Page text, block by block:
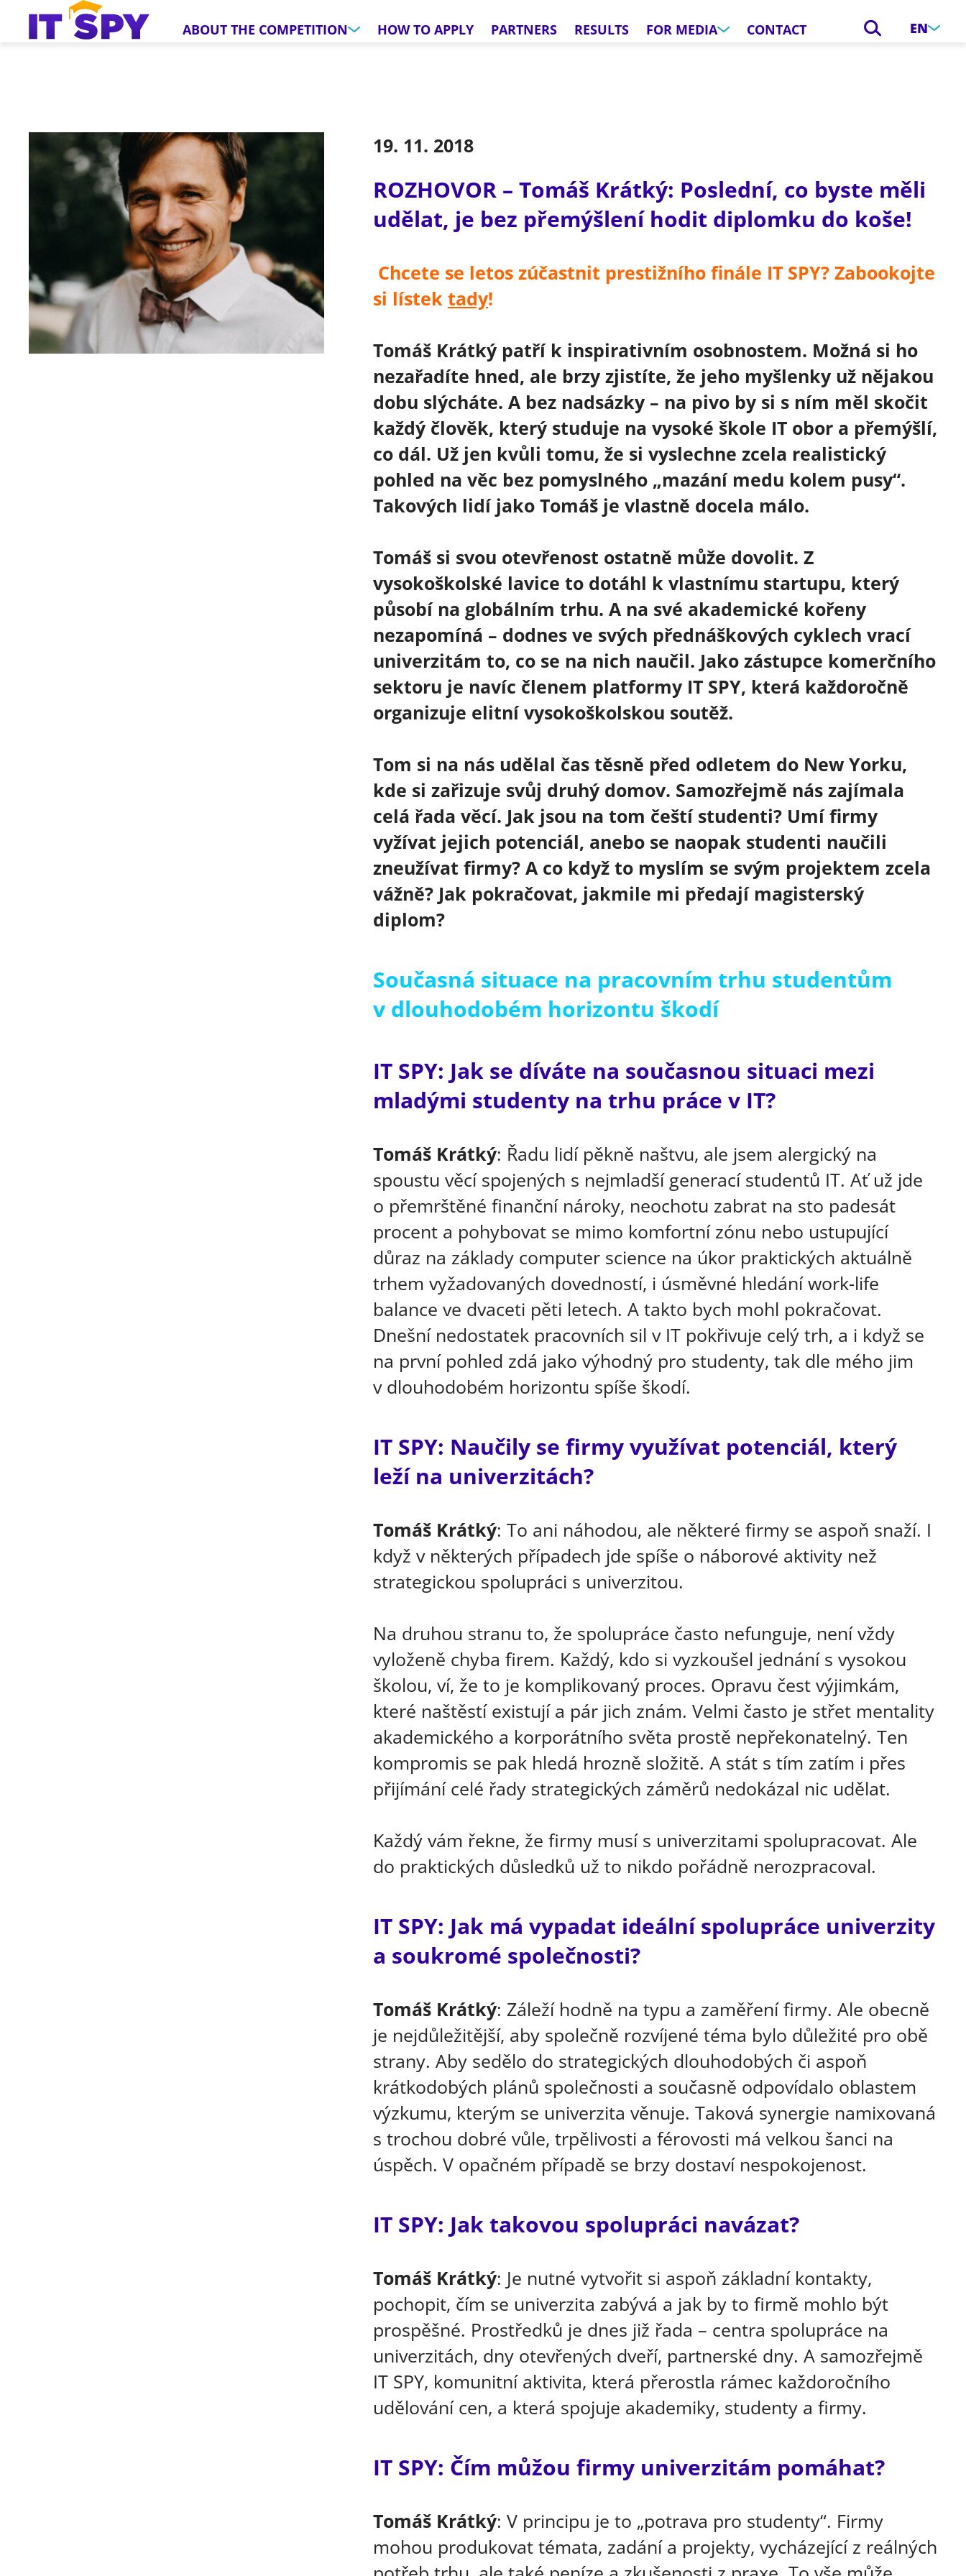
ABOUT THE COMPETITION HOW TO APPLY PARTNERS RESULTS FOR MEDIA CONTACT EN
19. 11. 2018
ROZHOVOR – Tomáš Krátký: Poslední, co byste měli
udělat, je bez přemýšlení hodit diplomku do koše!
Chcete se letos zúčastnit prestižního finále IT SPY? Zabookojte
si lístek tady!
Tomáš Krátký patří k inspirativním osobnostem. Možná si ho
nezařadíte hned, ale brzy zjistíte, že jeho myšlenky už nějakou
dobu slýcháte. A bez nadsázky – na pivo by si s ním měl skočit
každý člověk, který studuje na vysoké škole IT obor a přemýšlí,
co dál. Už jen kvůli tomu, že si vyslechne zcela realistický
pohled na věc bez pomyslného „mazání medu kolem pusy“.
Takových lidí jako Tomáš je vlastně docela málo.
Tomáš si svou otevřenost ostatně může dovolit. Z
vysokoškolské lavice to dotáhl k vlastnímu startupu, který
působí na globálním trhu. A na své akademické kořeny
nezapomíná – dodnes ve svých přednáškových cyklech vrací
univerzitám to, co se na nich naučil. Jako zástupce komerčního
sektoru je navíc členem platformy IT SPY, která každoročně
organizuje elitní vysokoškolskou soutěž.
Tom si na nás udělal čas těsně před odletem do New Yorku,
kde si zařizuje svůj druhý domov. Samozřejmě nás zajímala
celá řada věcí. Jak jsou na tom čeští studenti? Umí firmy
vyžívat jejich potenciál, anebo se naopak studenti naučili
zneužívat firmy? A co když to myslím se svým projektem zcela
vážně? Jak pokračovat, jakmile mi předají magisterský
diplom?
Současná situace na pracovním trhu studentům
v dlouhodobém horizontu škodí
IT SPY: Jak se díváte na současnou situaci mezi
mladými studenty na trhu práce v IT?
Tomáš Krátký: Řadu lidí pěkně naštvu, ale jsem alergický na
spoustu věcí spojených s nejmladší generací studentů IT. Ať už jde
o přemrštěné finanční nároky, neochotu zabrat na sto padesát
procent a pohybovat se mimo komfortní zónu nebo ustupující
důraz na základy computer science na úkor praktických aktuálně
trhem vyžadovaných dovedností, i úsměvné hledání work-life
balance ve dvaceti pěti letech. A takto bych mohl pokračovat.
Dnešní nedostatek pracovních sil v IT pokřivuje celý trh, a i když se
na první pohled zdá jako výhodný pro studenty, tak dle mého jim
v dlouhodobém horizontu spíše škodí.
IT SPY: Naučily se firmy využívat potenciál, který
leží na univerzitách?
Tomáš Krátký: To ani náhodou, ale některé firmy se aspoň snaží. I
když v některých případech jde spíše o náborové aktivity než
strategickou spolupráci s univerzitou.
Na druhou stranu to, že spolupráce často nefunguje, není vždy
vyloženě chyba firem. Každý, kdo si vyzkoušel jednání s vysokou
školou, ví, že to je komplikovaný proces. Opravu čest výjimkám,
které naštěstí existují a pár jich znám. Velmi často je střet mentality
akademického a korporátního světa prostě nepřekonatelný. Ten
kompromis se pak hledá hrozně složitě. A stát s tím zatím i přes
přijímání celé řady strategických záměrů nedokázal nic udělat.
Každý vám řekne, že firmy musí s univerzitami spolupracovat. Ale
do praktických důsledků už to nikdo pořádně nerozpracoval.
IT SPY: Jak má vypadat ideální spolupráce univerzity
a soukromé společnosti?
Tomáš Krátký: Záleží hodně na typu a zaměření firmy. Ale obecně
je nejdůležitější, aby společně rozvíjené téma bylo důležité pro obě
strany. Aby sedělo do strategických dlouhodobých či aspoň
krátkodobých plánů společnosti a současně odpovídalo oblastem
výzkumu, kterým se univerzita věnuje. Taková synergie namixovaná
s trochou dobré vůle, trpělivosti a férovosti má velkou šanci na
úspěch. V opačném případě se brzy dostaví nespokojenost.
IT SPY: Jak takovou spolupráci navázat?
Tomáš Krátký: Je nutné vytvořit si aspoň základní kontakty,
pochopit, čím se univerzita zabývá a jak by to firmě mohlo být
prospěšné. Prostředků je dnes již řada – centra spolupráce na
univerzitách, dny otevřených dveří, partnerské dny. A samozřejmě
IT SPY, komunitní aktivita, která přerostla rámec každoročního
udělování cen, a která spojuje akademiky, studenty a firmy.
IT SPY: Čím můžou firmy univerzitám pomáhat?
Tomáš Krátký: V principu je to „potrava pro studenty“. Firmy
mohou produkovat témata, zadání a projekty, vycházející z reálných